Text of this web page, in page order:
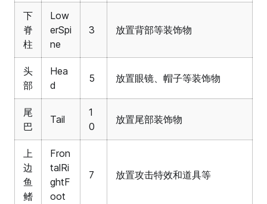
下
脊
柱
Low
erSpi
ne
3 放置背部等装饰物
头
部
Hea
d
5 放置眼镜、帽子等装饰物
尾
巴
Tail
1
0
放置尾部装饰物
上
边
鱼
鳍
Fron
talRi
ghtF
oot
7 放置攻击特效和道具等